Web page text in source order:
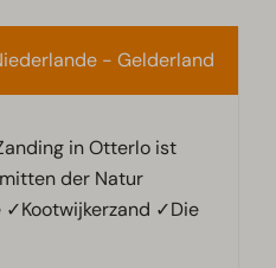
- Gelderland
in Otterlo ist
der Natur
✓Die